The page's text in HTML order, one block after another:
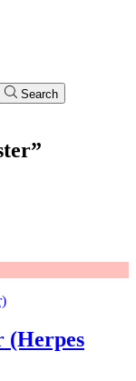
Search
(Herpes